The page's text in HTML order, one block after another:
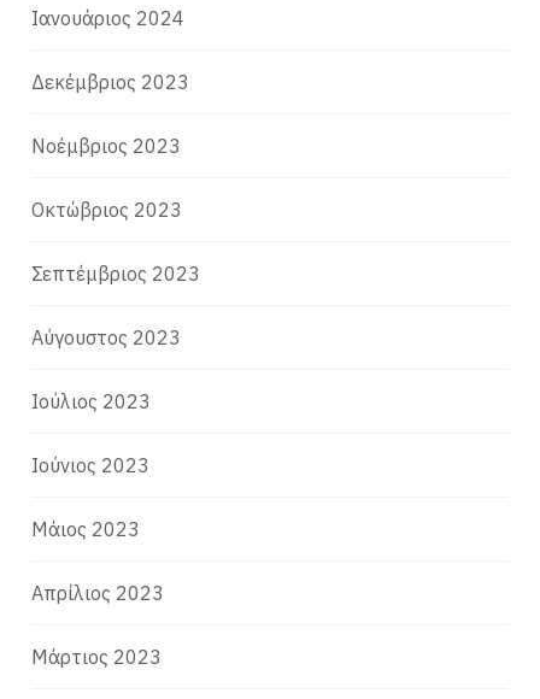
Ιανουάριος 2024
Δεκέμβριος 2023
Νοέμβριος 2023
Οκτώβριος 2023
Σεπτέμβριος 2023
Αύγουστος 2023
Ιούλιος 2023
Ιούνιος 2023
Μάιος 2023
Απρίλιος 2023
Μάρτιος 2023